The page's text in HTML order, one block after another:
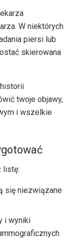
W niektórych
piersi lub
skierowana
twoje objawy,
i wszelkie
listę:
się niezwiązane
i wyniki